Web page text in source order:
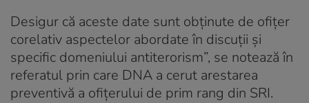
Desigur că aceste date sunt obţinute de ofiţer
corelativ aspectelor abordate în discuţii şi
specific domeniului antiterorism”, se notează în
referatul prin care DNA a cerut arestarea
preventivă a ofiţerului de prim rang din SRI.